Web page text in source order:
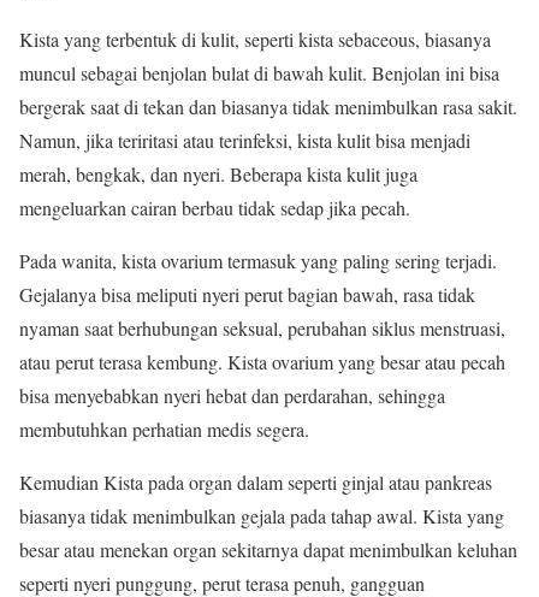
Kista yang terbentuk di kulit, seperti kista sebaceous, biasanya
muncul sebagai benjolan bulat di bawah kulit. Benjolan ini bisa
bergerak saat di tekan dan biasanya tidak menimbulkan rasa sakit.
Namun, jika teriritasi atau terinfeksi, kista kulit bisa menjadi
merah, bengkak, dan nyeri. Beberapa kista kulit juga
mengeluarkan cairan berbau tidak sedap jika pecah.
Pada wanita, kista ovarium termasuk yang paling sering terjadi.
Gejalanya bisa meliputi nyeri perut bagian bawah, rasa tidak
nyaman saat berhubungan seksual, perubahan siklus menstruasi,
atau perut terasa kembung. Kista ovarium yang besar atau pecah
bisa menyebabkan nyeri hebat dan perdarahan, sehingga
membutuhkan perhatian medis segera.
Kemudian Kista pada organ dalam seperti ginjal atau pankreas
biasanya tidak menimbulkan gejala pada tahap awal. Kista yang
besar atau menekan organ sekitarnya dapat menimbulkan keluhan
seperti nyeri punggung, perut terasa penuh, gangguan